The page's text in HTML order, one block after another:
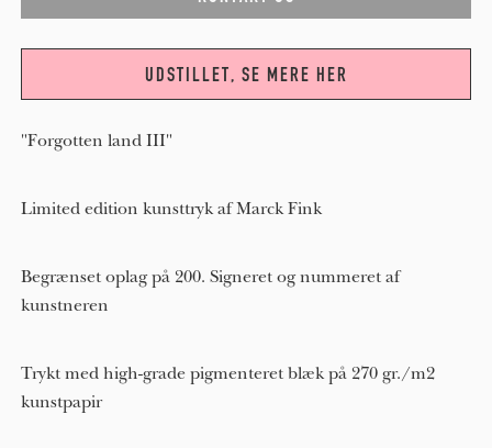
UDSTILLET, SE MERE HER
"Forgotten land III"
Limited edition kunsttryk af Marck Fink
Begrænset oplag på 200. Signeret og nummeret af
kunstneren
Trykt med high-grade pigmenteret blæk på 270 gr./m2
kunstpapir